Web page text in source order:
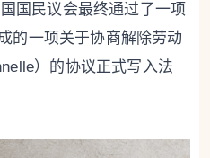
国民议会最终通过了一项
的一项关于协商解除劳动
）的协议正式写入法